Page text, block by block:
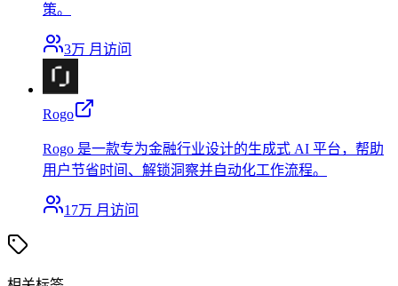
策。
3万 月访问
Rogo
Rogo 是一款专为金融行业设计的生成式 AI 平台，帮助
用户节省时间、解锁洞察并自动化工作流程。
17万 月访问